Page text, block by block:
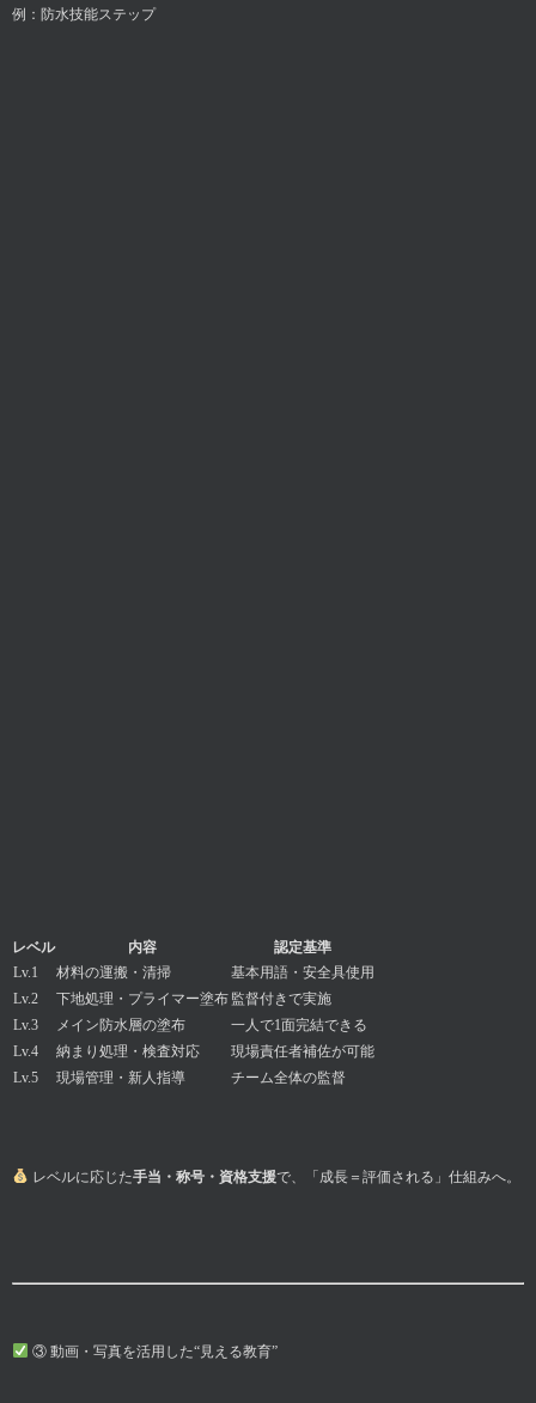
例：防水技能ステップ
レベル 内容
認定基準
Lv.1
材料の運搬・清掃
基本用語・安全具使用
Lv.2
下地処理・プライマー塗布 監督付きで実施
Lv.3
メイン防水層の塗布
一人で1面完結できる
Lv.4
納まり処理・検査対応
現場責任者補佐が可能
Lv.5
現場管理・新人指導 チーム全体の監督
レベルに応じた手当・称号・資格支援で、「成長＝評価される」仕組みへ。
③ 動画・写真を活用した“見える教育”